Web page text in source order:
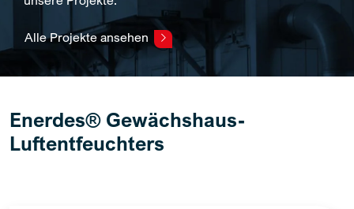
Alle Projekte ansehen
Enerdes® Gewächshaus-
Luftentfeuchters